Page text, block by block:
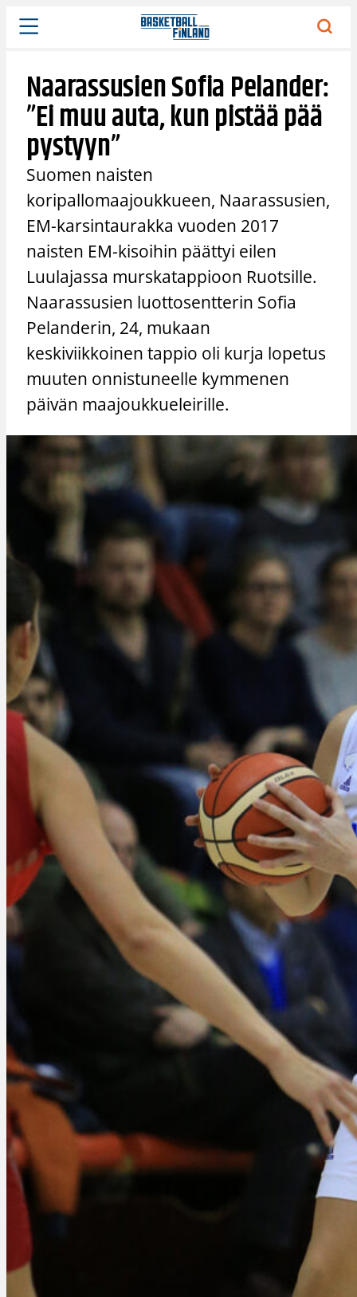
Siirry
sisältöön
Naarassusien Sofia Pelander:
”Ei muu auta, kun pistää pää
pystyyn”
Suomen naisten
koripallomaajoukkueen, Naarassusien,
EM-karsintaurakka vuoden 2017
naisten EM-kisoihin päättyi eilen
Luulajassa murskatappioon Ruotsille.
Naarassusien luottosentterin Sofia
Pelanderin, 24, mukaan
keskiviikkoinen tappio oli kurja lopetus
muuten onnistuneelle kymmenen
päivän maajoukkueleirille.